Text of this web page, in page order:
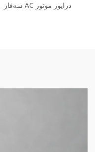
درایور موتور AC سه‌فاز